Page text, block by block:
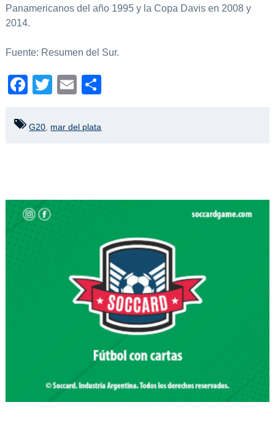
Panamericanos del año 1995 y la Copa Davis en 2008 y
2014.
Fuente: Resumen del Sur.
Facebook
TwitterEmail
G20 mar del plata